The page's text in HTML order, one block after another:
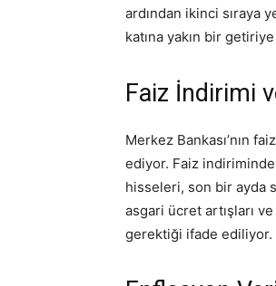
ardından ikinci sıraya
katına yakın bir
Faiz İndirimi
Merkez Bankası’nın
ediyor. Faiz
hisseleri, son bir ayda
asgari ücret artışları
gerektiği ifade ediliyor.